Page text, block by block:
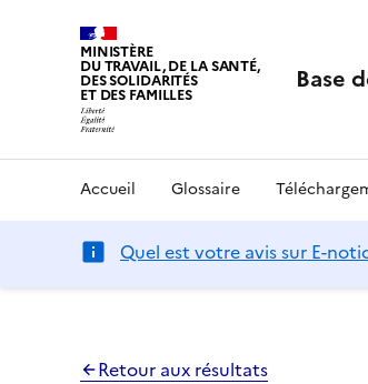
MINISTÈRE
DU TRAVAIL, DE LA SANTÉ,
DES SOLIDARITÉS
ET DES FAMILLES Base
Accueil Glossaire
Quel est votre avis sur E-
Retour aux résultats